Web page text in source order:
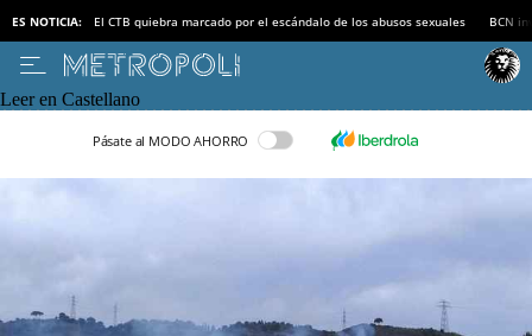
ES NOTICIA: El CTB quiebra marcado por el escándalo de los abusos sexuales BCN
Leer en Castellano
Pásate al MODO AHORRO